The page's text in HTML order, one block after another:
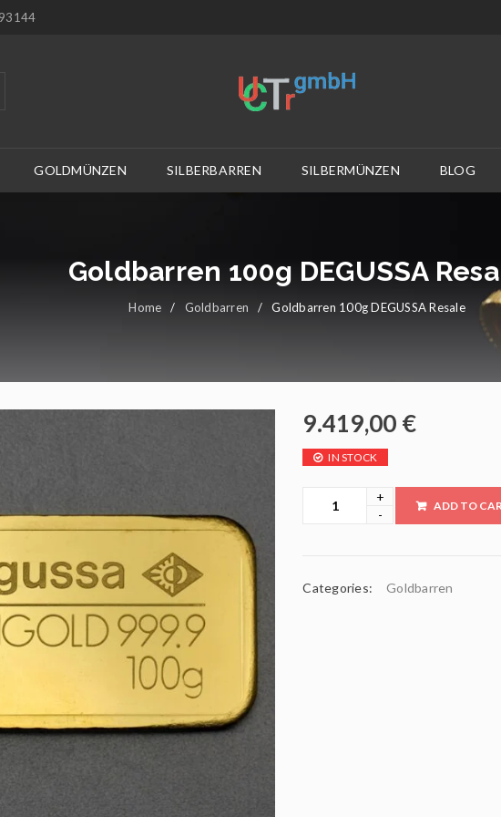
GOLDMÜNZEN SILBERBARREN SILBERMÜNZEN BLOG
Goldbarren 100g DEGUSSA
Home / Goldbarren / Goldbarren 100g DEGUSSA Resale
9.419,00 €
IN STOCK
ADD TO
Categories: Goldbarren